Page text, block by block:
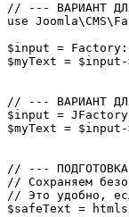
// --- ВАРИАНТ
use
$input =
$myText =
// --- ВАРИАНТ
$input =
$myText =
// ---
// Сохраняем
// Это удобно,
$safeText =